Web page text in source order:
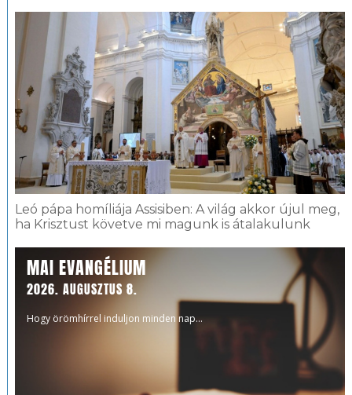
Leó pápa homíliája Assisiben: A világ akkor újul meg,
ha Krisztust követve mi magunk is átalakulunk
MAI EVANGÉLIUM
2026. AUGUSZTUS 8.
Hogy örömhírrel induljon minden nap...